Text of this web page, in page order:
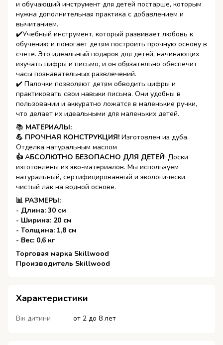
и обучающий инструмент для детей постарше, которым
нужна дополнительная практика с добавлением и
вычитанием.
✔️Учебный инструмент, который развивает любовь к
обучению и помогает детям построить прочную основу в
счете. Это идеальный подарок для детей, начинающих
изучать цифры и письмо, и он обязательно обеспечит
часы познавательных развлечений.
✔️ Палочки позволяют детям обводить цифры и
практиковать свои навыки письма. Они удобны в
пользовании и аккуратно ложатся в маленькие ручки,
что делает их идеальными для маленьких детей.
📚 МАТЕРИАЛЫ:
💪 ПРОЧНАЯ КОНСТРУКЦИЯ! Изготовлен из дуба.
Отделка натуральным маслом
👍 АБСОЛЮТНО БЕЗОПАСНО ДЛЯ ДЕТЕЙ! Доски
изготовлены из эко-материалов. Мы используем
натуральный, сертифицированный и экологически
чистый лак на водной основе.
📊 РАЗМЕРЫ:
- Длина: 30 см
- Ширина: 20 см
- Толщина: 1,8 см
- Вес: 0,6 кг
Торговая марка Skillwood
Производитель Skillwood
Характеристики
Вік дитини от 2 до 8 лет